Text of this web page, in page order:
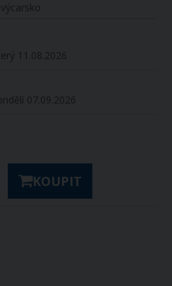
11.08.2026
07.09.2026
KOUPIT